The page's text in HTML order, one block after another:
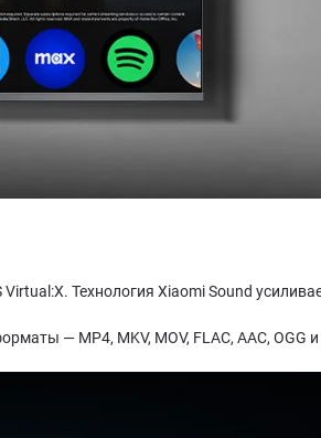
Технология Xiaomi Sound
— MP4, MKV, MOV, FLAC, AAC, OGG и